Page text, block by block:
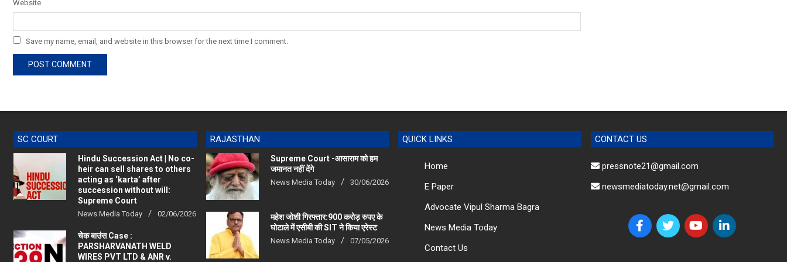
Website
Save my name, email, and website in this browser for the next time I comment.
SC COURT
Hindu Succession Act | No co-
heir can sell shares to others
acting as ‘karta’ after
succession without will:
Supreme Court
News Media Today 02/06/2026
चेक बाउंस Case :
PARSHARVANATH WELD
WIRES PVT LTD & ANR v.
RAJASTHAN
Supreme Court -आसाराम को हम
जमानत नहीं देंगे
News Media Today 30/06/2026
महेश जोशी गिरफ्तार:900 करोड़ रुपए के
घोटाले में एसीबी की SIT ने किया एरेस्‍ट
News Media Today 07/05/2026
QUICK LINKS
Home
E Paper
Advocate Vipul Sharma Bagra
News Media Today
Contact Us
CONTACT US
pressnote21@gmail.com
newsmediatoday.net@gmail.com